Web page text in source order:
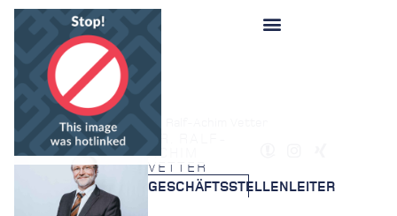
Startseite»Berater
ACHIM
VETTER
GESCHÄFTSSTELLENLEITER